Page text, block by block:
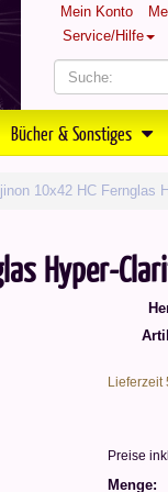
Mein Konto
Service/Hilfe
Bücher & Sonstiges
10x42 HC Fernglas
Hyper-
Lieferzeit
Preise
Menge: